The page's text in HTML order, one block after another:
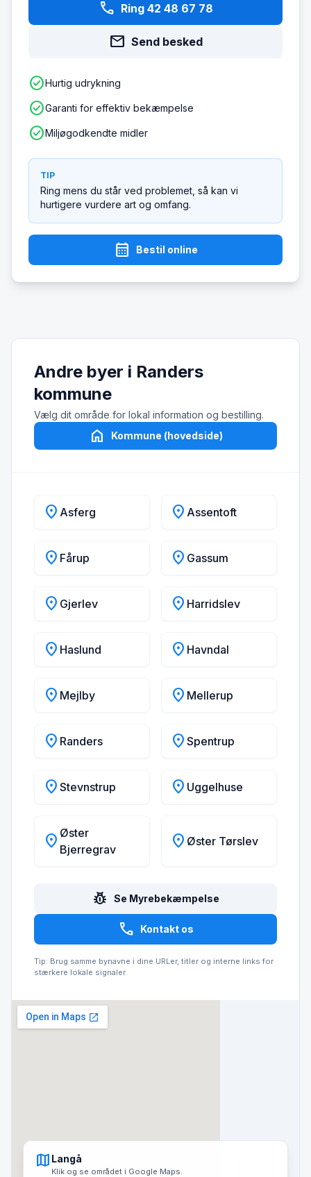
phone Ring 42 48 67 78
mail Send besked
check_circleHurtig udrykning
check_circleGaranti for effektiv bekæmpelse
check_circleMiljøgodkendte midler
TIP
Ring mens du står ved problemet, så kan vi
hurtigere vurdere art og omfang.
calendar_month Bestil online
Andre byer i Randers
kommune
Vælg dit område for lokal information og bestilling.
home Kommune (hovedside)
location_on Asferg location_on Assentoft
location_on Fårup location_on Gassum
location_on Gjerlev location_on Harridslev
location_on Haslund location_on Havndal
location_on Mejlby location_on Mellerup
location_on Randers location_on Spentrup
location_on Stevnstrup location_on Uggelhuse
location_on Øster
Bjerregrav
location_on Øster Tørslev
pest_control Se Myrebekæmpelse
call Kontakt os
Tip: Brug samme bynavne i dine URLer, titler og interne links for
stærkere lokale signaler.
map Langå
Klik og se området i Google Maps.